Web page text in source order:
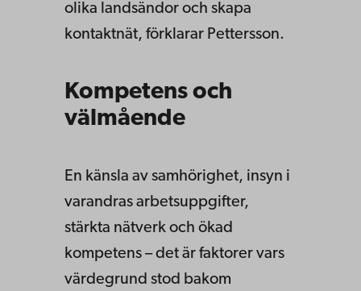
olika landsändor och skapa
kontaktnät, förklarar Pettersson.
Kompetens och
välmående
En känsla av samhörighet, insyn i
varandras arbetsuppgifter,
stärkta nätverk och ökad
kompetens – det är faktorer vars
värdegrund stod bakom